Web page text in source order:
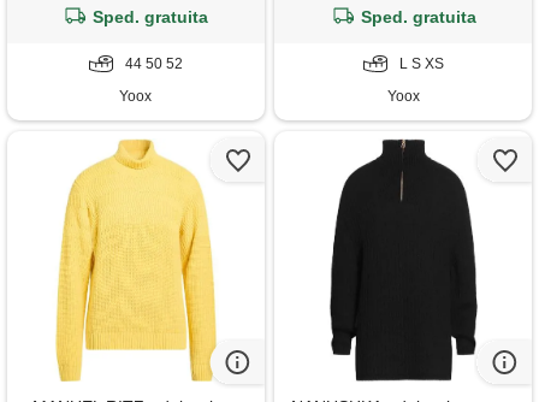
Sped. gratuita
44 50 52
Yoox
Sped. gratuita
L S XS
Yoox